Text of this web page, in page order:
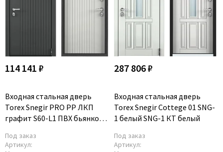
114 141 ₽
Входная стальная дверь
Torex Snegir PRO PP ЛКП
графит S60-L1 ПВХ бьянко
Под заказ
Артикул:
287 806 ₽
Входная стальная дверь
Torex Snegir Cottege 01 SNG-
1 белый SNG-1 КТ белый
Под заказ
Артикул: